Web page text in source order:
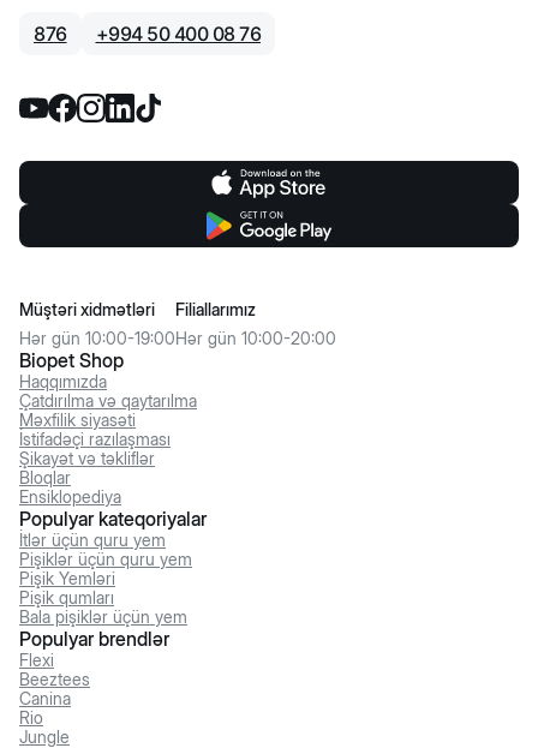
876 +994 50 400 08 76
Biopet Shop
Haqqımızda
Çatdırılma və qaytarılma
Məxfilik siyasəti
İstifadəçi razılaşması
Şikayət və təkliflər
Bloqlar
Ensiklopediya
Müştəri xidmətləri
Hər gün 10:00-19:00
Filiallarımız
Hər gün 10:00-20:00
Populyar kateqoriyalar
İtlər üçün quru yem
Pişiklər üçün quru yem
Pişik Yemləri
Pişik qumları
Bala pişiklər üçün yem
Populyar brendlər
Flexi
Beeztees
Canina
Rio
Jungle